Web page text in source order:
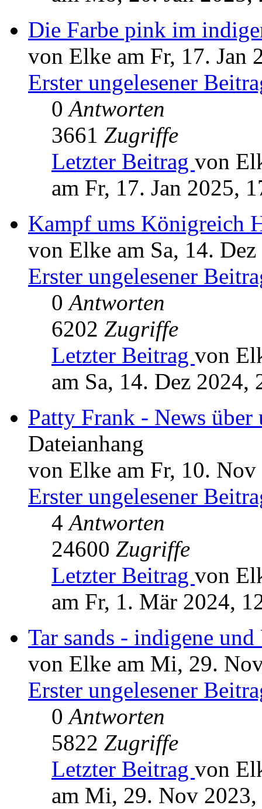
Die Farbe pink im
von Elke am Fr, 17. Jan
Erster ungelesener
0Antworten
3661 Zugriffe
Letzter Beitrag von
am Fr, 17. Jan 2025,
Kampf ums Königreich
von Elke am Sa, 14.
Erster ungelesener
0Antworten
6202 Zugriffe
Letzter Beitrag von
am Sa, 14. Dez 2024,
Patty Frank - News
Dateianhang
von Elke am Fr, 10.
Erster ungelesener
4Antworten
24600 Zugriffe
Letzter Beitrag von
am Fr, 1. Mär 2024,
Tar sands - indigene
von Elke am Mi, 29.
Erster ungelesener
0Antworten
5822 Zugriffe
Letzter Beitrag von
am Mi, 29. Nov